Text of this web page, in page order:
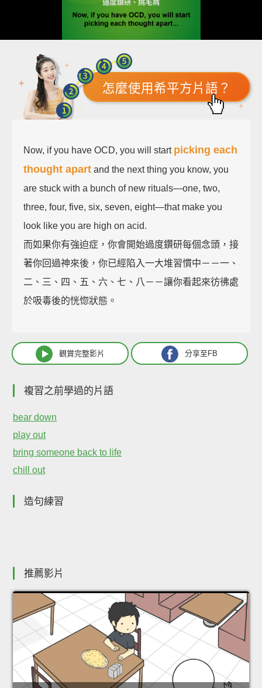
怎麼使用希平方片語？
Now, if you have OCD, you will start picking each
thought apart and the next thing you know, you
are stuck with a bunch of new rituals—one, two,
three, four, five, six, seven, eight—that make you
look like you are high on acid.
而如果你有強迫症，你會開始過度鑽研每個念頭，接
著你回過神來後，你已經陷入一大堆習慣中－－一、
二、三、四、五、六、七、八－－讓你看起來彷彿處
於吸毒後的恍惚狀態。
觀賞完整影片 分享至FB
複習之前學過的片語
bear down
play out
bring someone back to life
chill out
造句練習
推薦影片